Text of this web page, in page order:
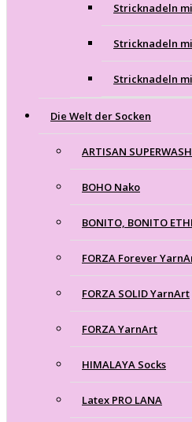
Stricknadeln
Stricknadeln
Stricknadeln
Die Welt der Socken
ARTISAN
BOHO Nako
BONITO, BONITO
FORZA Forever
FORZA SOLID YarnArt
FORZA YarnArt
HIMALAYA Socks
Latex PRO LANA